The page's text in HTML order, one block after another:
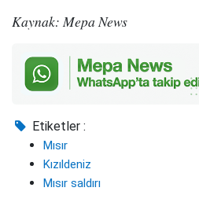
Kaynak: Mepa News
Etiketler :
Mısır
Kızıldeniz
Mısır saldırı